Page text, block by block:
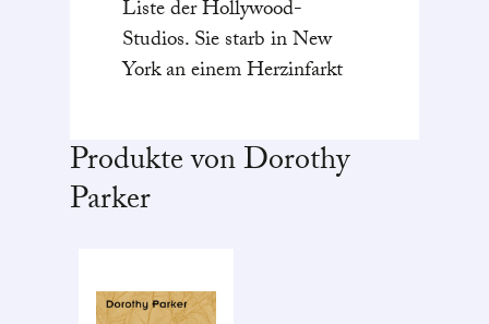
Liste der Hollywood-
Studios. Sie starb in New
York an einem Herzinfarkt
Produkte von Dorothy
Parker